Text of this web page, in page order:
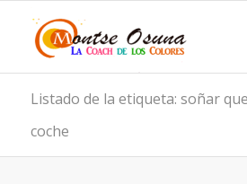
Listado de la etiqueta: soñar
coche